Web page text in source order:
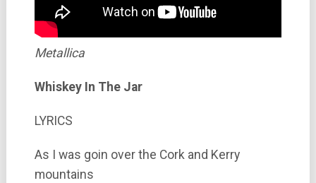
Metallica
Whiskey In The Jar
LYRICS
As I was goin over the Cork and Kerry
mountains